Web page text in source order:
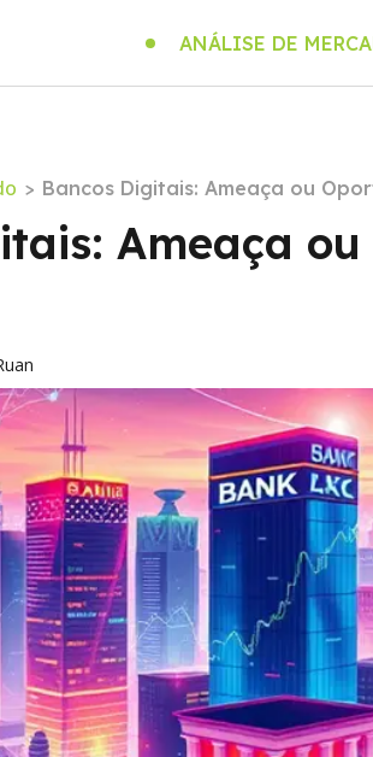
ANÁLISE DE
> Bancos Digitais: Ameaça ou
Ameaça